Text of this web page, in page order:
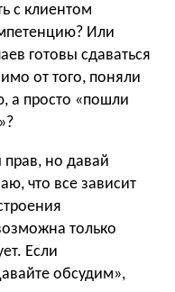
с клиентом
Или
готовы сдаваться
от того, поняли
а просто «пошли
но давай
что все зависит
только
Если
обсудим»,